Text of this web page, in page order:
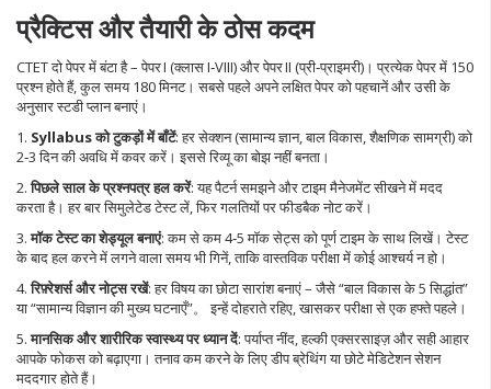
प्रैक्टिस और तैयारी के ठोस कदम
CTET दो पेपर में बंटा है – पेपर I (क्लास I‑VIII) और पेपर II (प्री‑प्राइमरी)। प्रत्येक पेपर में 150
प्रश्न होते हैं, कुल समय 180 मिनट। सबसे पहले अपने लक्षित पेपर को पहचानें और उसी के
अनुसार स्टडी प्लान बनाएं।
1. Syllabus को टुकड़ों में बाँटें: हर सेक्शन (सामान्य ज्ञान, बाल विकास, शैक्षणिक सामग्री) को
2‑3 दिन की अवधि में कवर करें। इससे रिव्यू का बोझ नहीं बनता।
2.पिछले साल के प्रश्नपत्र हल करें: यह पैटर्न समझने और टाइम मैनेजमेंट सीखने में मदद
करता है। हर बार सिमुलेटेड टेस्ट लें, फिर गलतियों पर फीडबैक नोट करें।
3.मॉक टेस्ट का शेड्यूल बनाएं: कम से कम 4‑5 मॉक सेट्स को पूर्ण टाइम के साथ लिखें। टेस्ट
के बाद हल करने में लगने वाला समय भी गिनें, ताकि वास्तविक परीक्षा में कोई आश्चर्य न हो।
4.रिफ़्रेशर्स और नोट्स रखें: हर विषय का छोटा सारांश बनाएं – जैसे “बाल विकास के 5 सिद्धांत”
या “सामान्य विज्ञान की मुख्य घटनाएँ”。 इन्हें दोहराते रहिए, खासकर परीक्षा से एक हफ्ते पहले।
5.मानसिक और शारीरिक स्वास्थ्य पर ध्यान दें: पर्याप्त नींद, हल्की एक्सरसाइज़ और सही आहार
आपके फोकस को बढ़ाएगा। तनाव कम करने के लिए डीप ब्रेथिंग या छोटे मेडिटेशन सेशन
मददगार होते हैं।